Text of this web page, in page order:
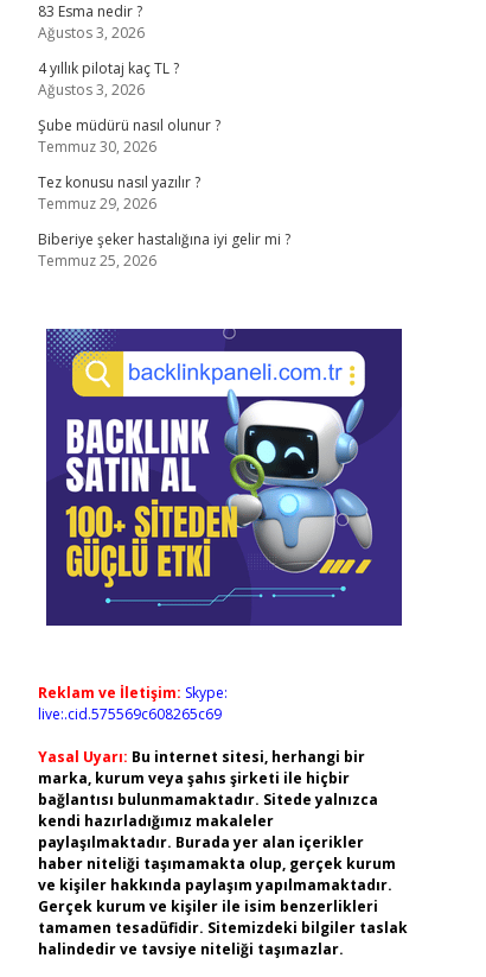
83 Esma nedir ?
Ağustos 3, 2026
4 yıllık pilotaj kaç TL ?
Ağustos 3, 2026
Şube müdürü nasıl olunur ?
Temmuz 30, 2026
Tez konusu nasıl yazılır ?
Temmuz 29, 2026
Biberiye şeker hastalığına iyi gelir mi ?
Temmuz 25, 2026
Reklam ve İletişim: Skype:
live:.cid.575569c608265c69
Yasal Uyarı: Bu internet sitesi, herhangi bir
marka, kurum veya şahıs şirketi ile hiçbir
bağlantısı bulunmamaktadır. Sitede yalnızca
kendi hazırladığımız makaleler
paylaşılmaktadır. Burada yer alan içerikler
haber niteliği taşımamakta olup, gerçek kurum
ve kişiler hakkında paylaşım yapılmamaktadır.
Gerçek kurum ve kişiler ile isim benzerlikleri
tamamen tesadüfidir. Sitemizdeki bilgiler taslak
halindedir ve tavsiye niteliği taşımazlar.